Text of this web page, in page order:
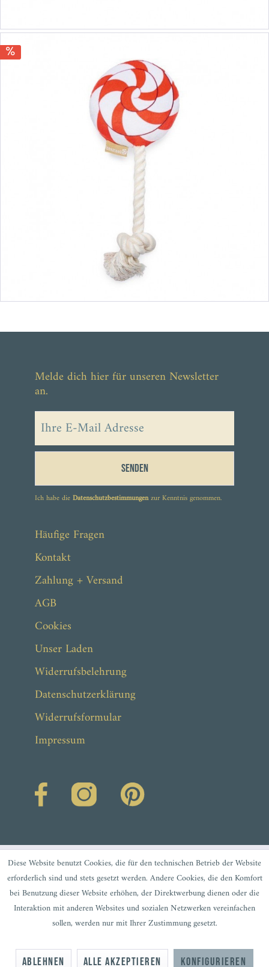
4,20 € 4,90 €
Melde dich hier für unseren Newsletter
an.
Senden
Ich habe dieDatenschutzbestimmungenzur Kenntnis genommen.
Häufige Fragen
Kontakt
Zahlung + Versand
AGB
Cookies
Unser Laden
Widerrufsbelehrung
Datenschutzerklärung
Widerrufsformular
Impressum
Diese Website benutzt Cookies, die für den technischen Betrieb der Website
erforderlich sind und stets gesetzt werden. Andere Cookies, die den Komfort
bei Benutzung dieser Website erhöhen, der Direktwerbung dienen oder die
Interaktion mit anderen Websites und sozialen Netzwerken vereinfachen
sollen, werden nur mit Ihrer Zustimmung gesetzt.
Ablehnen Alle akzeptieren Konfigurieren